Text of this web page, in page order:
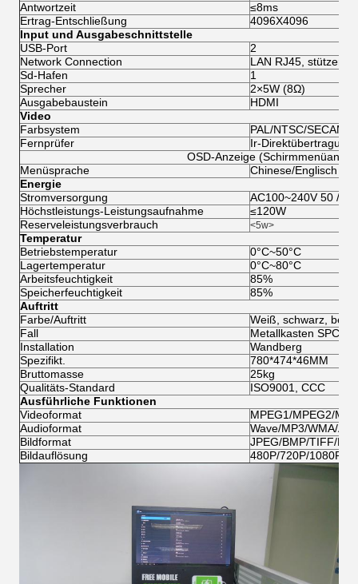
Antwortzeit
≤8ms
Ertrag-Entschließung
4096X4096
Input und Ausgabeschnittstelle
USB-Port
2
Network Connection
LAN RJ45, stützen
Sd-Hafen
1
Sprecher
2×5W (8Ω)
Ausgabebaustein
HDMI
Video
Farbsystem
PAL/NTSC/SECAM
Fernprüfer
Ir-
OSD-Anzeige
Menüsprache
Chinese/Englisch
Energie
Stromversorgung
AC100~240V 50 /60
Höchstleistungs-Leistungsaufnahme
≤120W
Reserveleistungsverbrauch
<5w>
Temperatur
Betriebstemperatur
0°C~50°C
Lagertemperatur
0°C~80°C
Arbeitsfeuchtigkeit
85%
Speicherfeuchtigkeit
85%
Auftritt
Farbe/Auftritt
Weiß, schwarz,
Fall
Metallkasten SPCC
Installation
Wandberg
Spezifikt.
780*474*46MM
Bruttomasse
25kg
Qualitäts-Standard
ISO9001, CCC
Ausführliche Funktionen
Videoformat
MPEG1/MPEG2/
Audioformat
Wave/MP3/WMA/
Bildformat
JPEG/BMP/TIFF/
Bildauflösung
480P/720P/1080P